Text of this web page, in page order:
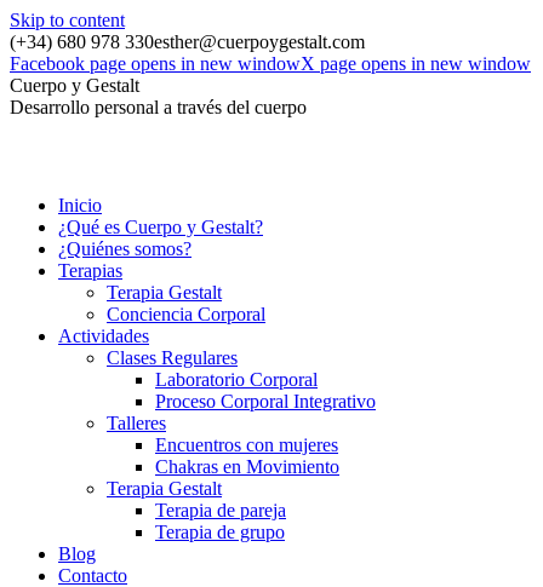
Skip to content
(+34) 680 978 330esther@cuerpoygestalt.com
Facebook page opens in new windowX page opens in new window
Cuerpo y Gestalt
Desarrollo personal a través del cuerpo
Inicio
¿Qué es Cuerpo y Gestalt?
¿Quiénes somos?
Terapias
Terapia Gestalt
Conciencia Corporal
Actividades
Clases Regulares
Laboratorio Corporal
Proceso Corporal Integrativo
Talleres
Encuentros con mujeres
Chakras en Movimiento
Terapia Gestalt
Terapia de pareja
Terapia de grupo
Blog
Contacto